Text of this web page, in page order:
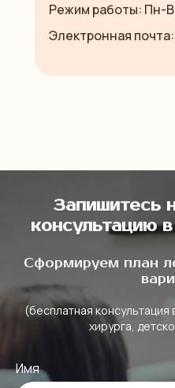
Электронная почта:
Режим работы: Пн-
Запишитесь
консультацию
Сформируем план
(бесплатная консультация
хирурга,
Имя